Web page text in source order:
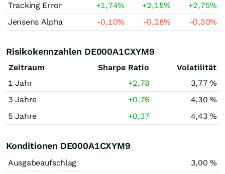
Tracking Error
+1,74% +2,15% +2,75%
Jensens Alpha
-0,10% -0,28% -0,30%
Risikokennzahlen DE000A1CXYM9
Zeitraum Sharpe Ratio
Volatilität
1 Jahr
+2,78
3,77 %
3 Jahre
+0,76
4,30 %
5 Jahre
+0,37 4,43 %
Konditionen DE000A1CXYM9
Ausgabeaufschlag
3,00 %